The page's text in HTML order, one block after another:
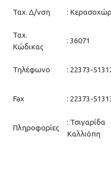
Ταχ. Δ/νση
:
Ταχ.
Κώδικας
: 36071
Τηλέφωνο : 22373-
Fax : 22373-
Πληροφορίες
: Τσιγαρίδα
Καλλιόπη